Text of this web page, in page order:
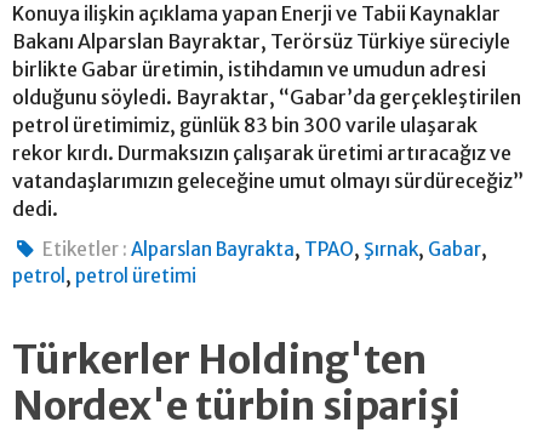
Konuya ilişkin açıklama yapan Enerji ve Tabii Kaynaklar
Bakanı Alparslan Bayraktar, Terörsüz Türkiye süreciyle
birlikte Gabar üretimin, istihdamın ve umudun adresi
olduğunu söyledi. Bayraktar, “Gabar’da gerçekleştirilen
petrol üretimimiz, günlük 83 bin 300 varile ulaşarak
rekor kırdı. Durmaksızın çalışarak üretimi artıracağız ve
vatandaşlarımızın geleceğine umut olmayı sürdüreceğiz”
dedi.
Etiketler : Alparslan Bayrakta, TPAO, Şırnak, Gabar,
petrol , petrol üretimi
Türkerler Holding'ten
Nordex'e türbin siparişi